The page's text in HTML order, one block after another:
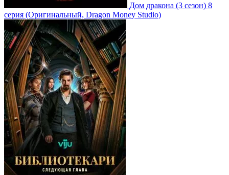
Дом дракона (3 сезон) 8
серия (Оригинальный, Dragon Money Studio)